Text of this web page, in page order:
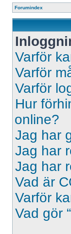
Forumindex
Varför
Varför
Varför
Hur
online?
Jag har
Jag har
Jag har
Vad är
Varför
Vad gör